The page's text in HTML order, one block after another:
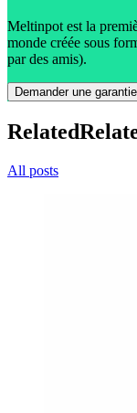
Meltinpot est la
monde créée sous
par des amis).
Demander une garantie
Related
All posts